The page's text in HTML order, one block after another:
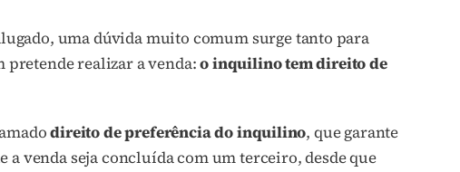
uma dúvida muito comum surge tanto para
pretende realizar a venda:o inquilino tem direito de
direito de preferência do inquilino, que garante
venda seja concluída com um terceiro, desde que